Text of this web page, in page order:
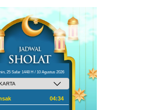
25 Safar 1448 H / 10 Agustus 2026
04:34